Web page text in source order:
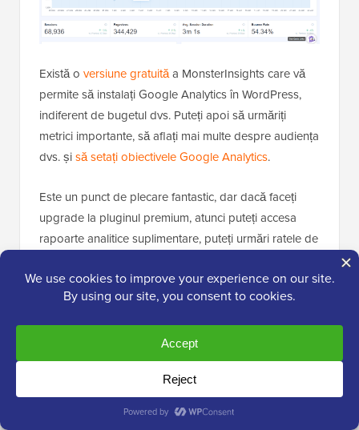
Există o versiune gratuităa MonsterInsights care vă
permite să instalați Google Analytics în WordPress,
indiferent de bugetul dvs. Puteți apoi să urmăriți
metrici importante, să aflați mai multe despre audiența
dvs. șisă setați obiectivele Google Analytics.
Este un punct de plecare fantastic, dar dacă faceți
upgrade la pluginul premium, atunci puteți accesa
rapoarte analitice suplimentare, puteți urmări ratele de
puteți utiliza MonsterInsights cu pluginuri populare
precum WooCommerce și multe altele.
cuponul nostru MonsterInsights
pentru a obține 60% reducere la achiziția dvs.